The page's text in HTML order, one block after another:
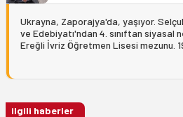
Ukrayna, Zaporajya'da, yaşıyor.
ve Edebiyatı'ndan 4. sınıftan siyasal
Ereğli İvriz Öğretmen Lisesi mezunu.
ilgili haberler